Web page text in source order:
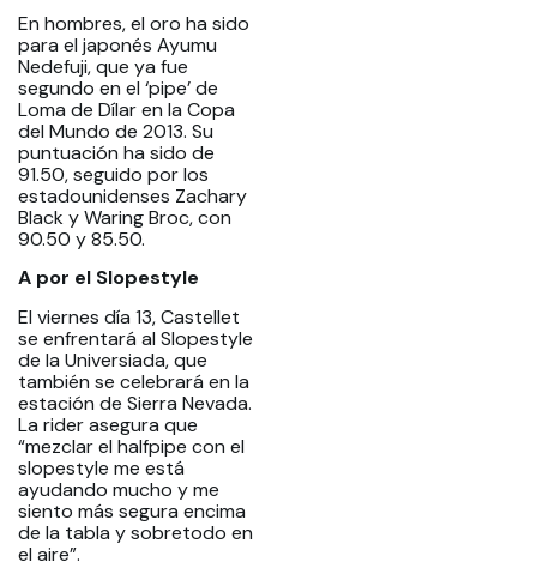
En hombres, el oro ha sido
para el japonés Ayumu
Nedefuji, que ya fue
segundo en el ‘pipe’ de
Loma de Dílar en la Copa
del Mundo de 2013. Su
puntuación ha sido de
91.50, seguido por los
estadounidenses Zachary
Black y Waring Broc, con
90.50 y 85.50.
A por el Slopestyle
El viernes día 13, Castellet
se enfrentará al Slopestyle
de la Universiada, que
también se celebrará en la
estación de Sierra Nevada.
La rider asegura que
“mezclar el halfpipe con el
slopestyle me está
ayudando mucho y me
siento más segura encima
de la tabla y sobretodo en
el aire”.